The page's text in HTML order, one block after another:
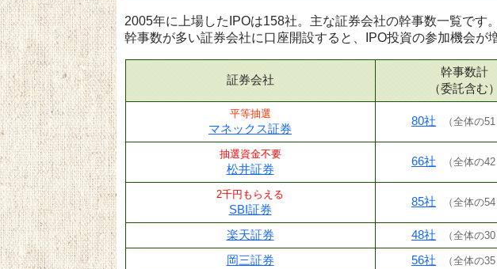
2005年に上場したIPOは158社。主な証券会社の幹事数一覧です。
幹事数が多い証券会社に口座開設すると、IPO投資の参加機会が
証券会社
幹事数計
（委託含む）
平等抽選
マネックス証券
80社 （全体の51
抽選資金不要
松井証券
66社 （全体の42
2千円もらえる
SBI証券
85社 （全体の54
楽天証券 48社 （全体の30
岡三証券
56社 （全体の35